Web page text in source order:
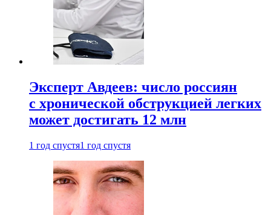
Эксперт Авдеев: число россиян
с хронической обструкцией легких
может достигать 12 млн
1 год спустя1 год спустя